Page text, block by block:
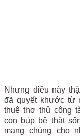
Nhưng điều này
đã quyết khước từ
thuê thợ thủ công
con búp bê thật
mang chúng cho